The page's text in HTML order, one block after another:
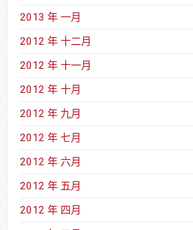
2013 年 一月
2012 年 十二月
2012 年 十一月
2012 年 十月
2012 年 九月
2012 年 七月
2012 年 六月
2012 年 五月
2012 年 四月